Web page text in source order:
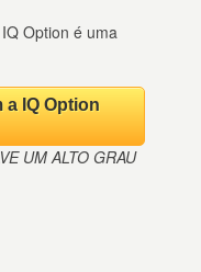
Option é uma
a IQ Option
UM ALTO GRAU